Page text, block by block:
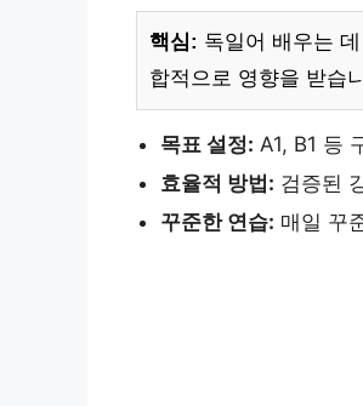
핵심: 독일어 배우는
합적으로 영향을 받습
목표 설정: A1, B1 등
효율적 방법: 검증된
꾸준한 연습: 매일 꾸